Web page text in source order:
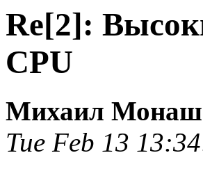
Re[2]:
CPU
Михаил
Tue Feb 13